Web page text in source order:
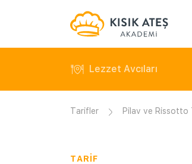
Lezzet Avcıları
Tarifler Pilav ve Rissotto
TARIF